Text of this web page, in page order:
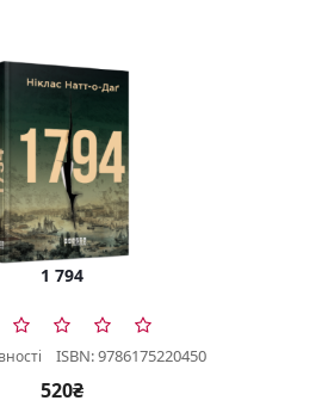
1 794
ISBN: 9786175220450
520₴